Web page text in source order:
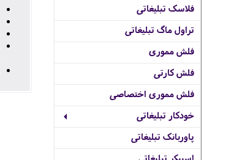
فلاسک تبلیغاتی
تراول ماگ تبلیغاتی
فلش مموری
فلش کارتی
فلش مموری اختصاصی
خودکار تبلیغاتی
پاوربانک تبلیغاتی